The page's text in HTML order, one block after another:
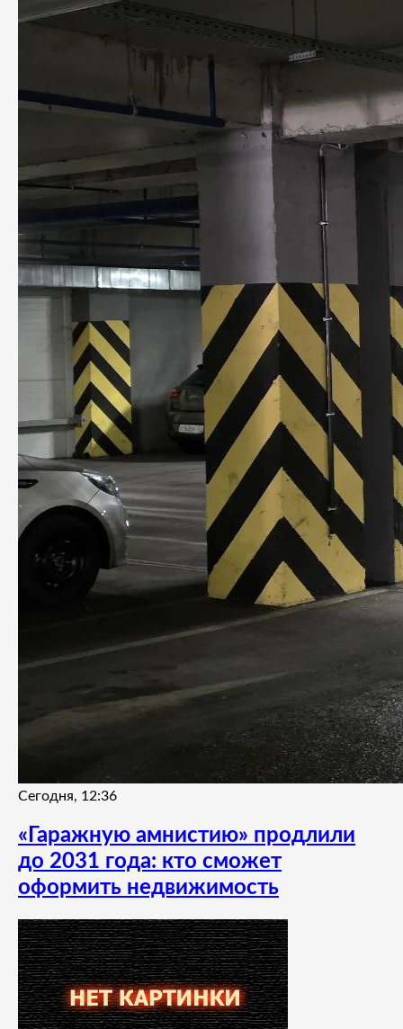
Сегодня, 12:36
«Гаражную амнистию» продлили
до 2031 года: кто сможет
оформить недвижимость